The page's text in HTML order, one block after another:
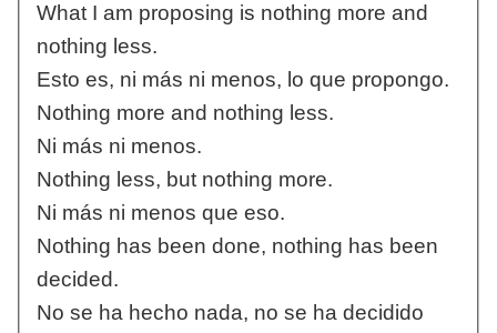
What I am proposing is nothing more and
nothing less.
Esto es, ni más ni menos, lo que propongo.
Nothing more and nothing less.
Ni más ni menos.
Nothing less, but nothing more.
Ni más ni menos que eso.
Nothing has been done, nothing has been
decided.
No se ha hecho nada, no se ha decidido